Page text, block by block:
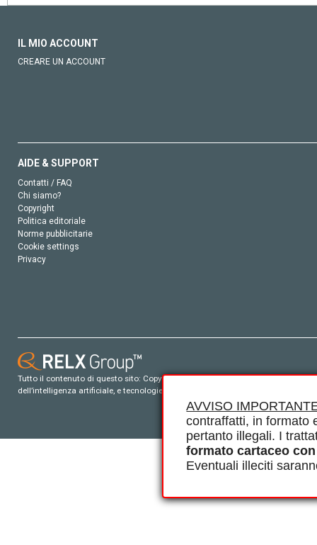
AVVISO
contraffatti, in formato
pertanto illegali. I
formato cartaceo
Eventuali illeciti
IL MIO ACCOUNT
CREARE UN ACCOUNT
AIDE & SUPPORT
Contatti / FAQ
Chi siamo?
Copyright
Politica editoriale
Norme pubblicitarie
Cookie settings
Privacy
Tutto il contenuto di questo sito: Copyright © 2026 Elsevier, i suoi
dell’intelligenza artificiale, e tecnologie simili. Per tutto il contenuto ‘open